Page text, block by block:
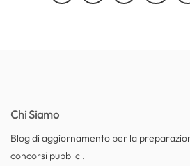
Chi Siamo
Blog di aggiornamento per la
concorsi pubblici.